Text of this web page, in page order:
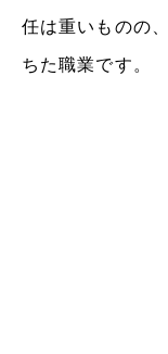
任は重いものの
ちた職業です。